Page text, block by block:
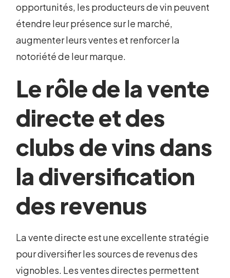
opportunités, les producteurs de vin peuvent
étendre leur présence sur le marché,
augmenter leurs ventes et renforcer la
notoriété de leur marque.
Le rôle de la vente
directe et des
clubs de vins dans
la diversification
des revenus
La vente directe est une excellente stratégie
pour diversifier les sources de revenus des
vignobles. Les ventes directes permettent